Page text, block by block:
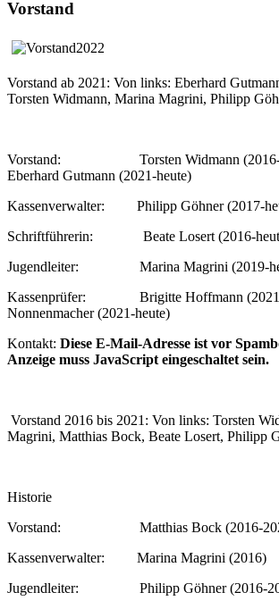
Vorstand
Vorstand ab 2021: Von links: Eberhard
Torsten Widmann, Marina Magrini, Philipp
Vorstand: Torsten Widmann (2016-
Eberhard Gutmann (2021-heute)
Kassenverwalter: Philipp Göhner (2017-
Schriftführerin: Beate Losert (2016-
Jugendleiter: Marina Magrini (2019-
Kassenprüfer: Brigitte Hoffmann (2021-
Nonnenmacher (2021-heute)
Kontakt: Diese E-Mail-Adresse ist vor
Anzeige muss JavaScript eingeschaltet sein.
Vorstand 2016 bis 2021: Von links: Torsten
Magrini, Matthias Bock, Beate Losert, Philipp
Historie
Vorstand: Matthias Bock (2016-
Kassenverwalter: Marina Magrini (2016)
Jugendleiter: Philipp Göhner (2016-